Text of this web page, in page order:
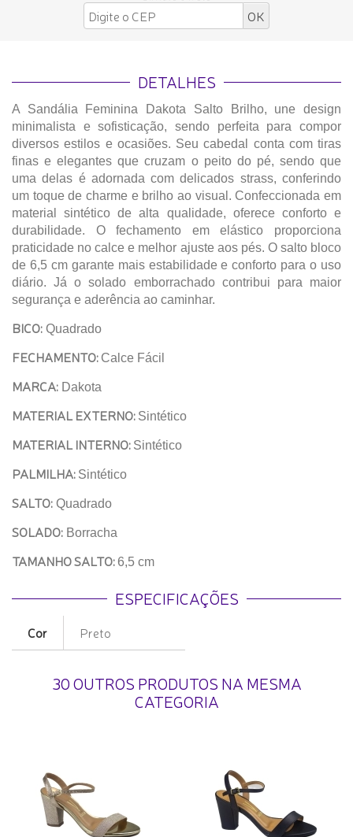
DETALHES
A Sandália Feminina Dakota Salto Brilho, une design
minimalista e sofisticação, sendo perfeita para compor
diversos estilos e ocasiões. Seu cabedal conta com tiras
finas e elegantes que cruzam o peito do pé, sendo que
uma delas é adornada com delicados strass, conferindo
um toque de charme e brilho ao visual. Confeccionada em
material sintético de alta qualidade, oferece conforto e
durabilidade. O fechamento em elástico proporciona
praticidade no calce e melhor ajuste aos pés. O salto bloco
de 6,5 cm garante mais estabilidade e conforto para o uso
diário. Já o solado emborrachado contribui para maior
segurança e aderência ao caminhar.
BICO: Quadrado
FECHAMENTO: Calce Fácil
MARCA: Dakota
MATERIAL EXTERNO: Sintético
MATERIAL INTERNO: Sintético
PALMILHA: Sintético
SALTO: Quadrado
SOLADO: Borracha
TAMANHO SALTO:6,5 cm
ESPECIFICAÇÕES
Cor Preto
30 OUTROS PRODUTOS NA MESMA
CATEGORIA